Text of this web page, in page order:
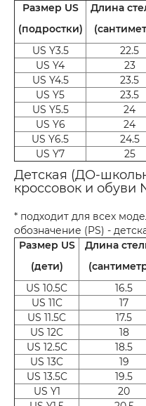
Размер US
(подростки)
Длина
US Y3.5 22.5
US Y4
23
US Y4.5
23.5
US Y5
23.5
US Y5.5
24
US Y6
24
US Y6.5
24.5
US Y7
25
Детская (ДО-
кроссовок и обуви
* подходит для всех
обозначение (PS) -
Размер US
(дети)
Длина
US 10.5C 16.5
US 11C
17
US 11.5C
17.5
US 12C
18
US 12.5C
18.5
US 13C
19
US 13.5C
19.5
US Y1
20